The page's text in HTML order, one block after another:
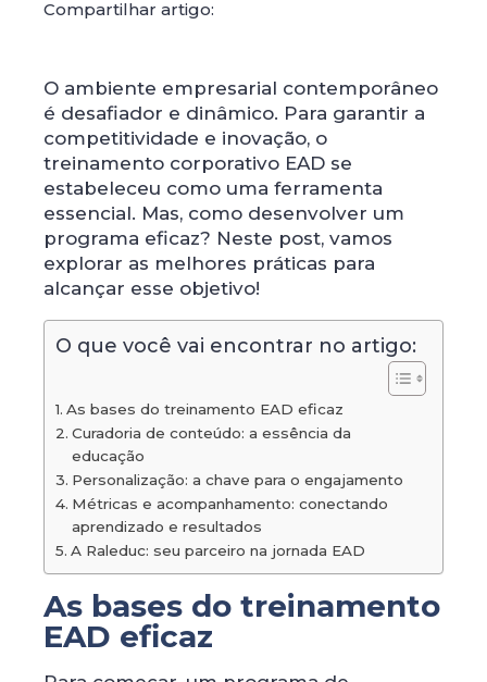
Compartilhar artigo:
O ambiente empresarial contemporâneo
é desafiador e dinâmico. Para garantir a
competitividade e inovação, o
treinamento corporativo EAD se
estabeleceu como uma ferramenta
essencial. Mas, como desenvolver um
programa eficaz? Neste post, vamos
explorar as melhores práticas para
alcançar esse objetivo!
O que você vai encontrar no artigo:
As bases do treinamento EAD eficaz
Curadoria de conteúdo: a essência da
educação
Personalização: a chave para o engajamento
Métricas e acompanhamento: conectando
aprendizado e resultados
A Raleduc: seu parceiro na jornada EAD
As bases do treinamento
EAD eficaz